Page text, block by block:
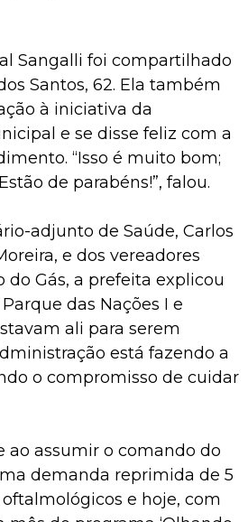
Sangalli foi compartilhado
Santos, 62. Ela também
à iniciativa da
e se disse feliz com a
“Isso é muito bom;
de parabéns!”, falou.
adjunto de Saúde, Carlos
e dos vereadores
do Gás, a prefeita explicou
das Nações I e
ali para serem
está fazendo a
o compromisso de cuidar
ao assumir o comando do
demanda reprimida de 5
e hoje, com